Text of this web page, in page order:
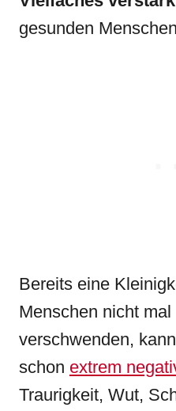
gesunden
Bereits eine
Menschen nicht
verschwenden,
schon extrem
Traurigkeit, Wut,